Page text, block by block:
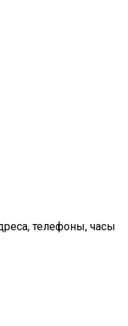
телефоны, часы